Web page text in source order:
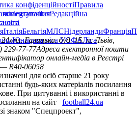
конфіденційностіПравила
Редакційна
telegramviber
ліга
ІталіяБельгіяМЛСНідерландиФранція
Юнацька ліга УЄФАЛіга
пл. Галицька, буд. 15, м. Львів,
229-77-77Адреса електронної пошти
онлайн-медіа в Реєстрі
— R40-06058
для осіб старше 21 року
будь-яких матеріалів посилання
При цитуванні і використанні в
на сайт
football24.ua
знаком "Спецпроект",